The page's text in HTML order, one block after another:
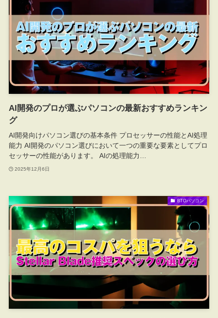
AI開発のプロが選ぶパソコンの最新おすすめランキン
グ
AI開発向けパソコン選びの基本条件 プロセッサーの性能とAI処理
能力 AI開発のパソコン選びにおいて一つの重要な要素としてプロ
セッサーの性能があります。 AIの処理能力…
2025年12月6日
BTOパソコン